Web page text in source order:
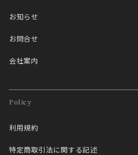
お知らせ
お問合せ
会社案内
Policy
利用規約
特定商取引法に関する記述